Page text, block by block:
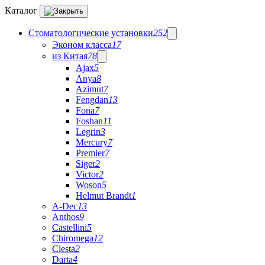
Каталог
Стоматологические установки252
Эконом класса17
из Китая78
Ajax5
Anya8
Azimut7
Fengdan13
Fona7
Foshan11
Legrin3
Mercury7
Premier7
Siger2
Victor2
Woson5
Helmut Brandt1
A-Dec13
Anthos9
Castellini5
Chiromega12
Clesta2
Darta4